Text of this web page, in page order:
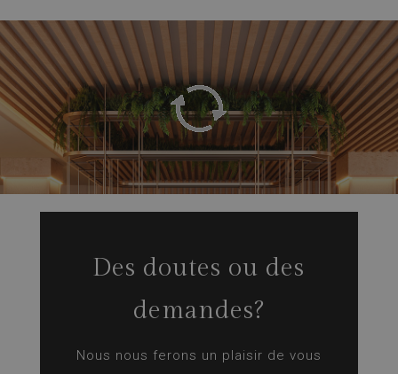
Des doutes ou des
demandes?
Nous nous ferons un plaisir de vous